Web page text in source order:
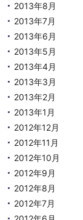
2013年8月
2013年7月
2013年6月
2013年5月
2013年4月
2013年3月
2013年2月
2013年1月
2012年12月
2012年11月
2012年10月
2012年9月
2012年8月
2012年7月